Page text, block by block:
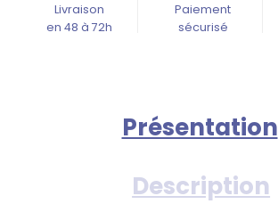
Livraison
en 48 à 72h
Paiement
sécurisé
Présentation
Description